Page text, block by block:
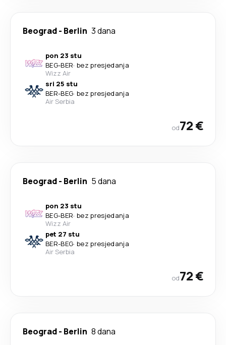
Beograd- Berlin 3 dana
pon 23 stu
BEG-BER· bez presjedanja
Wizz Air
sri 25 stu
BER-BEG· bez presjedanja
Air Serbia
od72 €
Beograd- Berlin 5 dana
pon 23 stu
BEG-BER· bez presjedanja
Wizz Air
pet 27 stu
BER-BEG· bez presjedanja
Air Serbia
od72 €
Beograd- Berlin 8 dana